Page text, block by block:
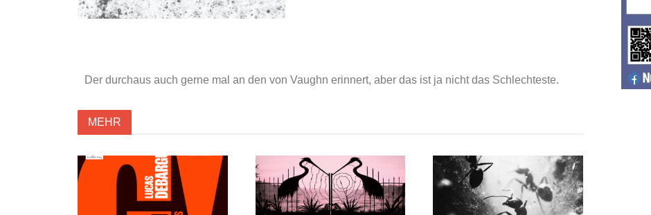
Der durchaus auch gerne mal an den von Vaughn erinnert, aber das ist ja nicht das Schlechteste.
MEHR